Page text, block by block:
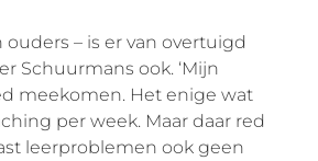
– is er van overtuigd
Schuurmans ook. ‘Mijn
meekomen. Het enige wat
per week. Maar daar red
leerproblemen ook geen